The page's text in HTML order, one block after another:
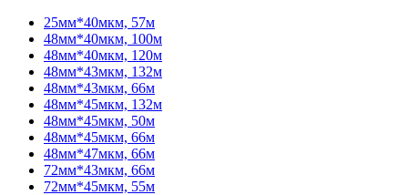
25мм*40мкм, 57м
48мм*40мкм, 100м
48мм*40мкм, 120м
48мм*43мкм, 132м
48мм*43мкм, 66м
48мм*45мкм, 132м
48мм*45мкм, 50м
48мм*45мкм, 66м
48мм*47мкм, 66м
72мм*43мкм, 66м
72мм*45мкм, 55м